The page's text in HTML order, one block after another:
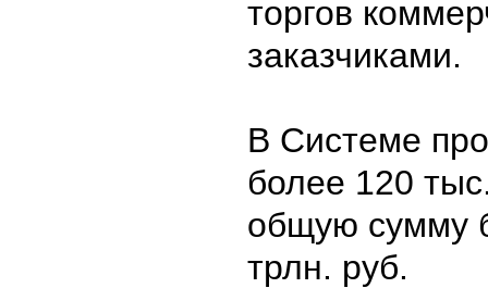
торгов
заказчиками.
В Системе
более 120
общую сумму
трлн. руб.